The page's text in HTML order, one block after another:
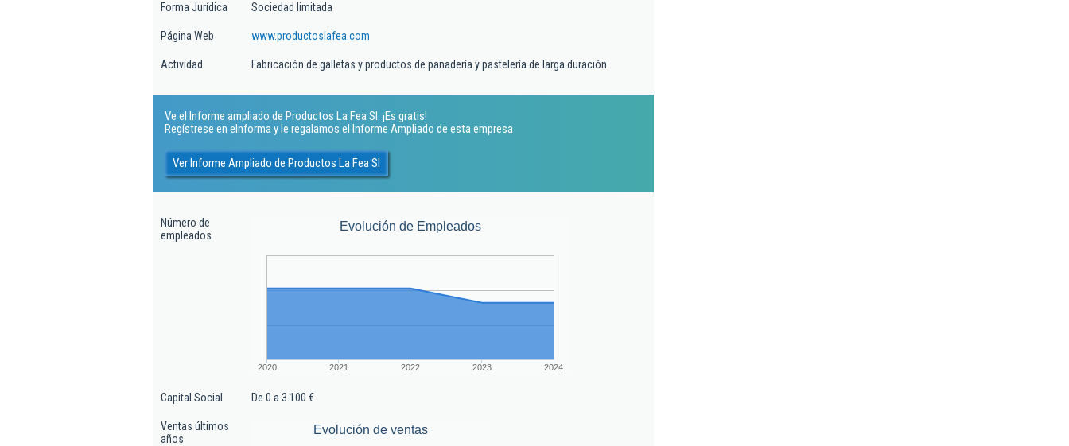
Forma Jurídica Sociedad limitada
Página Web www.productoslafea.com
Actividad Fabricación de galletas y productos de panadería y pastelería de larga duración
Ve el Informe ampliado de Productos La Fea Sl. ¡Es gratis!
Regístrese en eInforma y le regalamos el Informe Ampliado de esta empresa
Ver Informe Ampliado de Productos La Fea Sl
Número de
empleados
Evolución de Empleados
2020 2021 2022 2023 2024
Capital Social De 0 a 3.100 €
Ventas últimos
años
Evolución de ventas